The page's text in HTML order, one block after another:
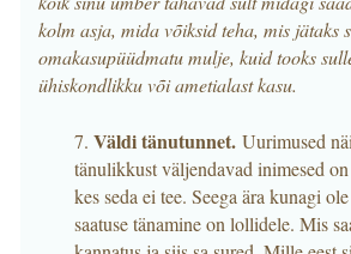
kolm asja, mida võiksid teha, mis jätaks
omakasupüüdmatu mulje, kuid tooks
ühiskondlikku või ametialast kasu.
7. Väldi tänutunnet. Uurimused
tänulikkust väljendavad inimesed
kes seda ei tee. Seega ära kunagi
saatuse tänamine on lollidele. Mis